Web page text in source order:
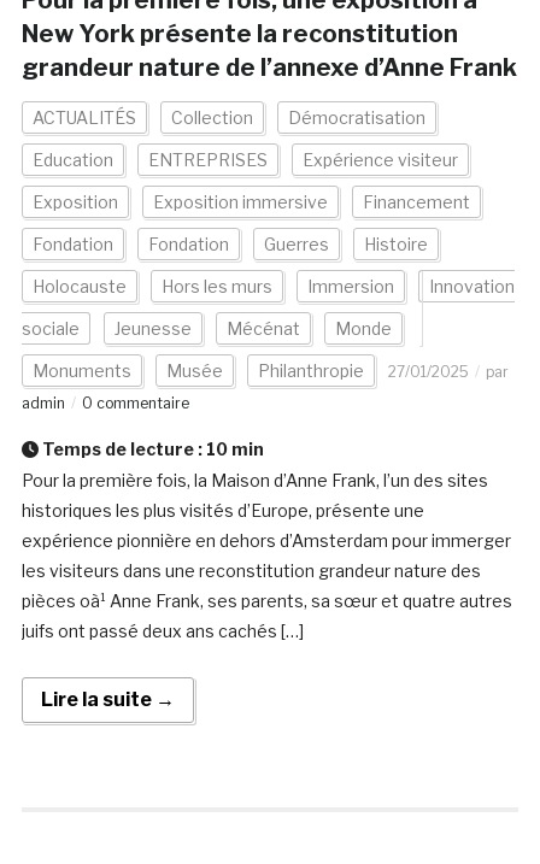
New York présente la reconstitution
grandeur nature de l’annexe d’Anne Frank
ACTUALITÉS Collection Démocratisation
Education ENTREPRISES Expérience visiteur
Exposition Exposition immersive Financement
Fondation Fondation Guerres Histoire
Holocauste Hors les murs Immersion Innovation
sociale Jeunesse Mécénat Monde
Monuments Musée Philanthropie 27/01/2025
par
admin
0 commentaire
Temps de lecture : 10 min
Pour la première fois, la Maison d’Anne Frank, l’un des sites
historiques les plus visités d’Europe, présente une
expérience pionnière en dehors d’Amsterdam pour immerger
les visiteurs dans une reconstitution grandeur nature des
pièces oà¹ Anne Frank, ses parents, sa sœur et quatre autres
juifs ont passé deux ans cachés […]
Lire la suite →